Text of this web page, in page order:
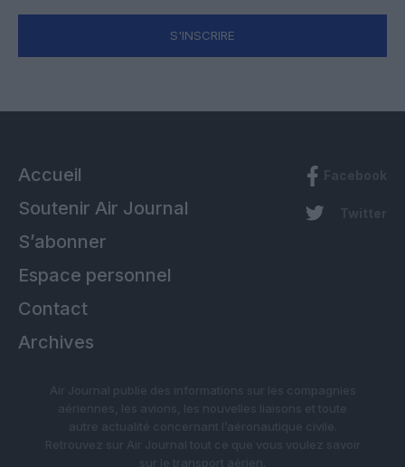
S'INSCRIRE
Accueil
Soutenir Air Journal
S’abonner
Espace personnel
Contact
Archives